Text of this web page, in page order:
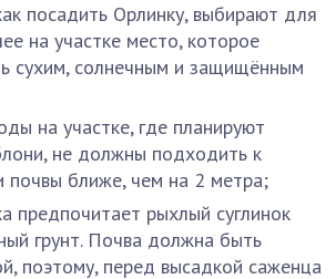
посадить Орлинку, выбирают для
на участке место, которое
сухим, солнечным и защищённым
на участке, где планируют
не должны подходить к
почвы ближе, чем на 2 метра;
предпочитает рыхлый суглинок
грунт. Почва должна быть
поэтому, перед высадкой саженца